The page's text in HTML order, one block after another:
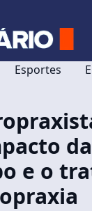
Esportes
e o